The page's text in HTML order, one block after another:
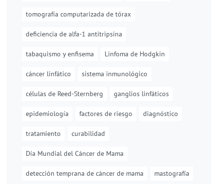
tomografía computarizada de tórax
deficiencia de alfa-1 antitripsina
tabaquismo y enfisema Linfoma de Hodgkin
cáncer linfático sistema inmunológico
células de Reed-Sternberg ganglios linfáticos
epidemiología factores de riesgo diagnóstico
tratamiento curabilidad
Día Mundial del Cáncer de Mama
detección temprana de cáncer de mama mastografía